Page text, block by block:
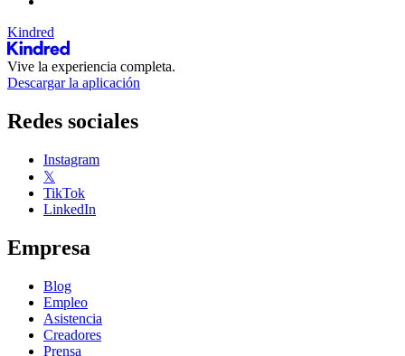
Kindred
Vive la experiencia completa.
Descargar la aplicación
Redes sociales
Instagram
𝕏
TikTok
LinkedIn
Empresa
Blog
Empleo
Asistencia
Creadores
Prensa